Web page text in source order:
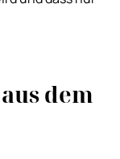
dem